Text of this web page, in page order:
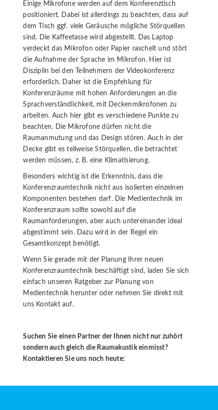
Einige Mikrofone werden auf dem Konferenztisch
positioniert. Dabei ist allerdings zu beachten, dass auf
dem Tisch ggf. viele Geräusche mögliche Störquellen
sind. Die Kaffeetasse wird abgestellt. Das Laptop
verdeckt das Mikrofon oder Papier raschelt und stört
die Aufnahme der Sprache im Mikrofon. Hier ist
Disziplin bei den Teilnehmern der Videokonferenz
erforderlich. Daher ist die Empfehlung für
Konferenzräume mit hohen Anforderungen an die
Sprachverständlichkeit, mit Deckenmikrofonen zu
arbeiten. Auch hier gibt es verschiedene Punkte zu
beachten. Die Mikrofone dürfen nicht die
Raumanmutung und das Design stören. Auch in der
Decke gibt es teilweise Störquellen, die betrachtet
werden müssen, z. B. eine Klimatisierung.
Besonders wichtig ist die Erkenntnis, dass die
Konferenzraumtechnik nicht aus isolierten einzelnen
Komponenten bestehen darf. Die Medientechnik im
Konferenzraum sollte sowohl auf die
Raumanforderungen, aber auch untereinander ideal
abgestimmt sein. Dazu wird in der Regel ein
Gesamtkonzept benötigt.
Wenn Sie gerade mit der Planung Ihrer neuen
Konferenzraumtechnik beschäftigt sind, laden Sie sich
einfach unseren Ratgeber zur Planung von
Medientechnik herunter oder nehmen Sie direkt mit
uns Kontakt auf.
Suchen Sie einen Partner der Ihnen nicht nur zuhört
sondern auch gleich die Raumakustik einmisst?
Kontaktieren Sie uns noch heute: